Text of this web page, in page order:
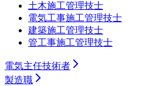
土木施工管理技士
電気工事施工管理技士
建築施工管理技士
管工事施工管理技士
電気主任技術者
製造職